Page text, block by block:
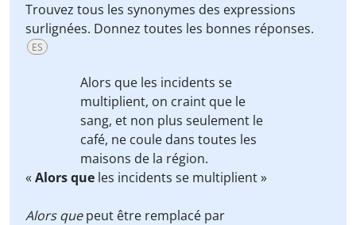
Trouvez tous les synonymes des expressions
surlignées. Donnez toutes les bonnes réponses.
ES
Alors que les incidents se
multiplient, on craint que le
sang, et non plus seulement le
café, ne coule dans toutes les
maisons de la région.
«Alors que les incidents se multiplient »
Alors quepeut être remplacé par